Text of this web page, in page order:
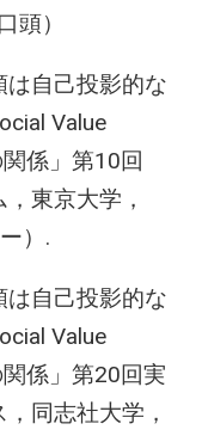
頭）
自己投影的な
Value
係」第10回
東京大学，
）.
自己投影的な
Value
係」第20回実
同志社大学，